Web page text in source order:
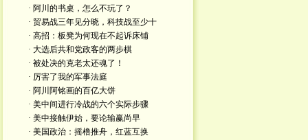
· 阿川的书桌，怎么不玩了？
· 贸易战三年见分晓，科技战至少十
· 高招：板凳为何现在不起诉床铺
· 大选后共和党政客的两步棋
· 被处决的克老太还魂了！
· 厉害了我的军事法庭
· 阿川阿铭画的百亿大饼
· 美中间进行冷战的六个实际步骤
· 美中接触伊始，要论输赢尚早
· 美国政治：摇橹推舟，红蓝互换